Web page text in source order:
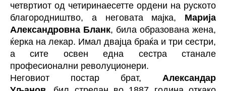
четвртиот од четиринаесетте ордени на руското
благородништво, а неговата мајка,
Марија
Александровна Бланк, била образована жена,
ќерка на лекар. Имал двајца браќа и три сестри,
а сите освен една сестра станале
професионални револуционери.
Неговиот постар брат,
Александар